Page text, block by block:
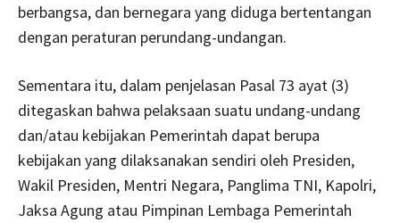
berbangsa, dan bernegara yang diduga bertentangan
dengan peraturan perundang-undangan.
Sementara itu, dalam penjelasan Pasal 73 ayat (3)
ditegaskan bahwa pelaksaan suatu undang-undang
dan/atau kebijakan Pemerintah dapat berupa
kebijakan yang dilaksanakan sendiri oleh Presiden,
Wakil Presiden, Mentri Negara, Panglima TNI, Kapolri,
Jaksa Agung atau Pimpinan Lembaga Pemerintah